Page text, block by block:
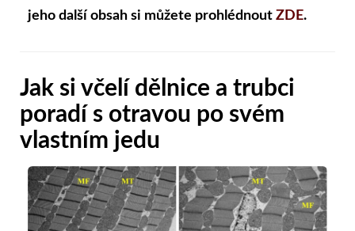
jeho další obsah si můžete prohlédnout ZDE.
Jak si včelí dělnice a trubci
poradí s otravou po svém
vlastním jedu